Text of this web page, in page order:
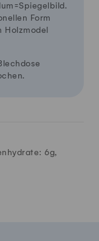
Form
6g,